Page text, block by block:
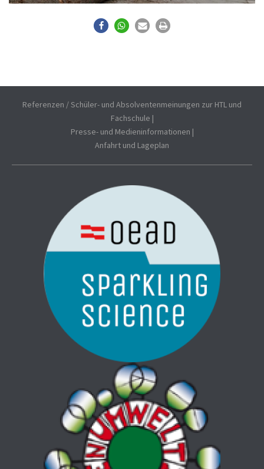
Referenzen / Schüler- und Absolventenmeinungen zur HTL und
Fachschule |
Presse- und Medieninformationen |
Anfahrt und Lageplan